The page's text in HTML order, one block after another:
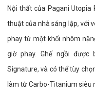
Nội thất của Pagani
thuật của nhà sáng lập, với
phay từ một khối nhôm
giờ phay. Ghế ngồi được
Signature, và có thể tùy
làm từ Carbo-Titanium siêu